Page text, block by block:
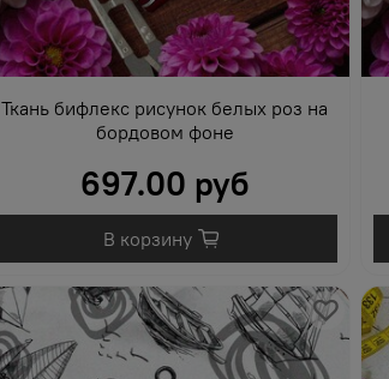
Ткань бифлекс рисунок белых роз на
бордовом фоне
697.00 руб
В корзину